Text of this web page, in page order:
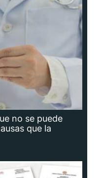
no se puede
que la